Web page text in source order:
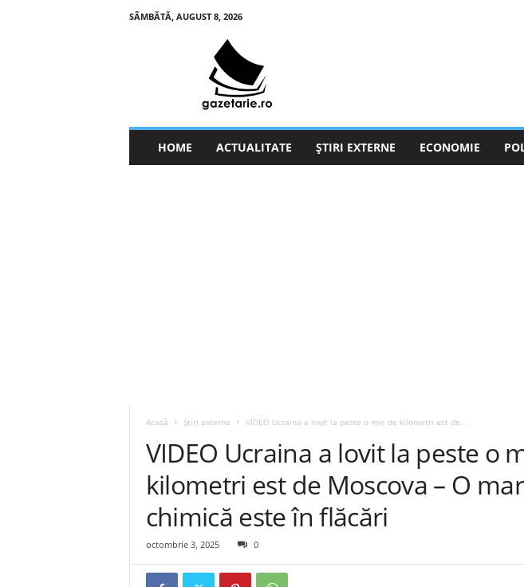
SÂMBĂTĂ, AUGUST 8, 2026
HOME ACTUALITATE ȘTIRI EXTERNE ECONOMIE
Acasă Știri externe VIDEO Ucraina a lovit la peste o mie de kilometri est de...
VIDEO Ucraina a lovit la peste o
kilometri est de Moscova – O
chimică este în flăcări
octombrie 3, 2025 0